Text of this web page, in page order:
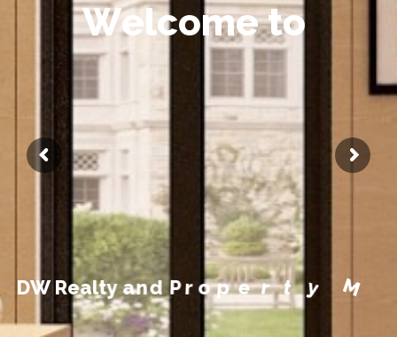
Welcome to
DW Realtyand Pro pert y M a n a